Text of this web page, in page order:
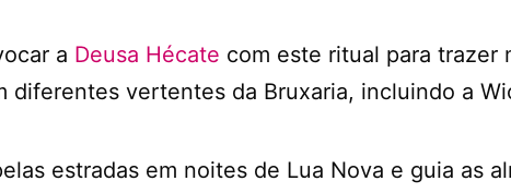
a Deusa Hécate com este ritual para trazer
diferentes vertentes da Bruxaria, incluindo a
estradas em noites de Lua Nova e guia as